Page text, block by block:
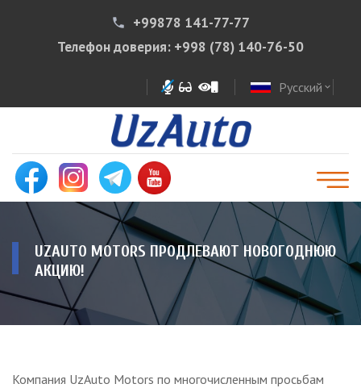
phone
+99878 141-77-77
Телефон доверия: +998 (78) 140-76-50
Русский expand_more
UZAUTO MOTORS ПРОДЛЕВАЮТ НОВОГОДНЮЮ
АКЦИЮ!
Компания UzAuto Motors по многочисленным просьбам